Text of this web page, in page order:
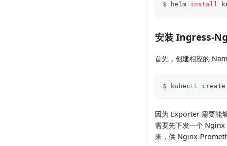
$ helm install
安装 Ingress-
首先，创建相应的
$ kubectl
因为 Exporter 需要能
需要先下发一个
来，供 Nginx-